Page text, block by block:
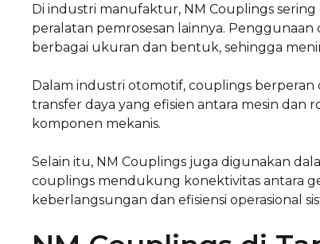
Di industri manufaktur, NM Couplings
peralatan pemrosesan lainnya.
berbagai ukuran dan bentuk, sehingga
Dalam industri otomotif, couplings berperan
transfer daya yang efisien antara mesin dan
komponen mekanis.
Selain itu, NM Couplings juga digunakan
couplings mendukung konektivitas antara
keberlangsungan dan efisiensi operasional